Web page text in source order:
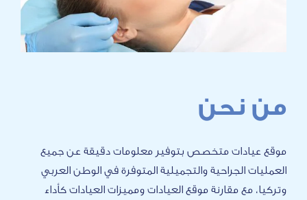
متخصص بتوفير معلومات دقيقة عن جميع
والتجميلية المتوفرة في الوطن العربي
موقع العيادات ومميزات العيادات كأداء